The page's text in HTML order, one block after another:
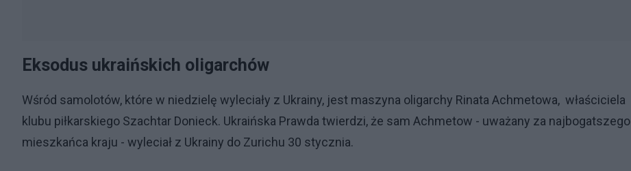
Eksodus ukraińskich oligarchów
Wśród samolotów, które w niedzielę wyleciały z Ukrainy, jest maszyna oligarchy Rinata Achmetowa, właściciela
klubu piłkarskiego Szachtar Donieck. Ukraińska Prawda twierdzi, że sam Achmetow - uważany za najbogatszego
mieszkańca kraju - wyleciał z Ukrainy do Zurichu 30 stycznia.